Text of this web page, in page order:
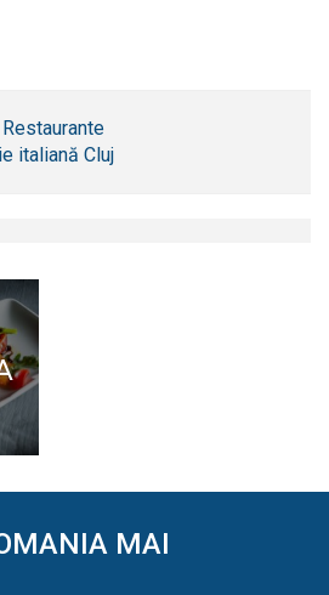
Restaurante
italiană Cluj
MAI